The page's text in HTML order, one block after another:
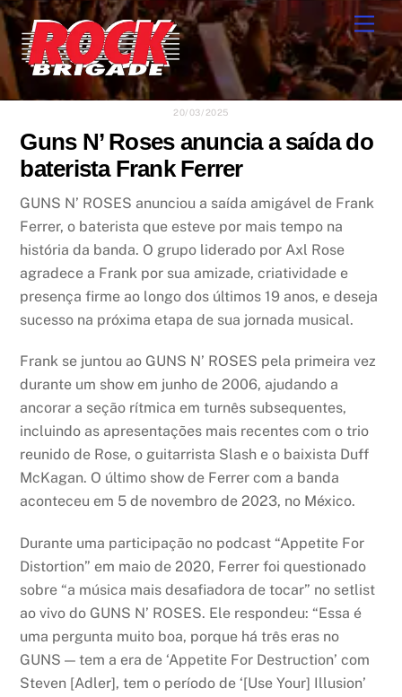
Skip
to
content
20/03/2025
Guns N’ Roses anuncia a saída do
baterista Frank Ferrer
GUNS N’ ROSES anunciou a saída amigável de Frank
Ferrer, o baterista que esteve por mais tempo na
história da banda. O grupo liderado por Axl Rose
agradece a Frank por sua amizade, criatividade e
presença firme ao longo dos últimos 19 anos, e deseja
sucesso na próxima etapa de sua jornada musical.
Frank se juntou ao GUNS N’ ROSES pela primeira vez
durante um show em junho de 2006, ajudando a
ancorar a seção rítmica em turnês subsequentes,
incluindo as apresentações mais recentes com o trio
reunido de Rose, o guitarrista Slash e o baixista Duff
McKagan. O último show de Ferrer com a banda
aconteceu em 5 de novembro de 2023, no México.
Durante uma participação no podcast “Appetite For
Distortion” em maio de 2020, Ferrer foi questionado
sobre “a música mais desafiadora de tocar” no setlist
ao vivo do GUNS N’ ROSES. Ele respondeu: “Essa é
uma pergunta muito boa, porque há três eras no
GUNS — tem a era de ‘Appetite For Destruction’ com
Steven [Adler], tem o período de ‘[Use Your] Illusion’